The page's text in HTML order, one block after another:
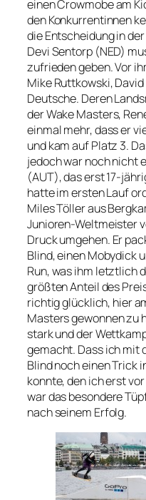
einen Crowmobe am
den Konkurrentinnen
die Entscheidung in
Devi Sentorp (NED)
zufrieden geben. Vor
Mike Ruttkowski,
Deutsche. Deren
der Wake Masters,
einmal mehr, dass er
und kam auf Platz 3.
jedoch war noch nicht
(AUT), das erst 17-
hatte im ersten Lauf
Miles Töller aus
Junioren-Weltmeister
Druck umgehen. Er
Blind, einen Mobydick
Run, was ihm letztlich
größten Anteil des
richtig glücklich, hier
Masters gewonnen zu
stark und der
gemacht. Dass ich mit
Blind noch einen Trick
konnte, den ich erst
war das besondere
nach seinem Erfolg.